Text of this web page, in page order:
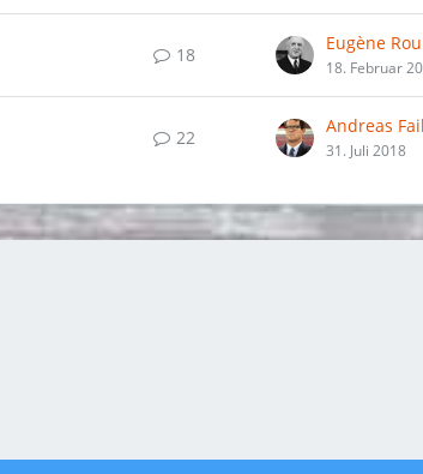
18
Eugène
18. Februar
22
Andreas
31. Juli 2018